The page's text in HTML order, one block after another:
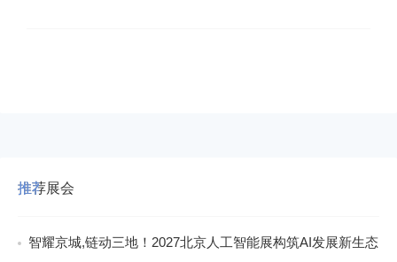
推荐展会
智耀京城,链动三地！2027北京人工智能展构筑AI发展新生态